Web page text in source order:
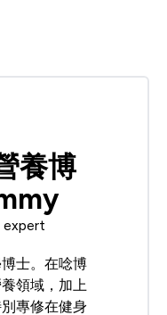
養博
expert
士。在唸博
領域，加上
專修在健身